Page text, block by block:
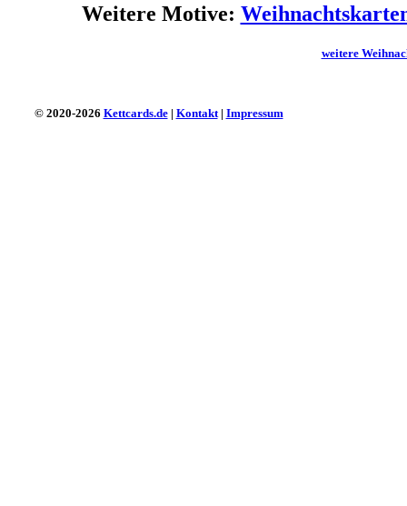
Weitere Motive:
weitere
© 2020-2026 Kettcards.de| Kontakt| Impressum